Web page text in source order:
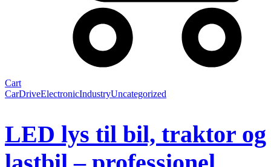
Cart
CarDriveElectronicIndustryUncategorized
LED lys til bil, traktor og